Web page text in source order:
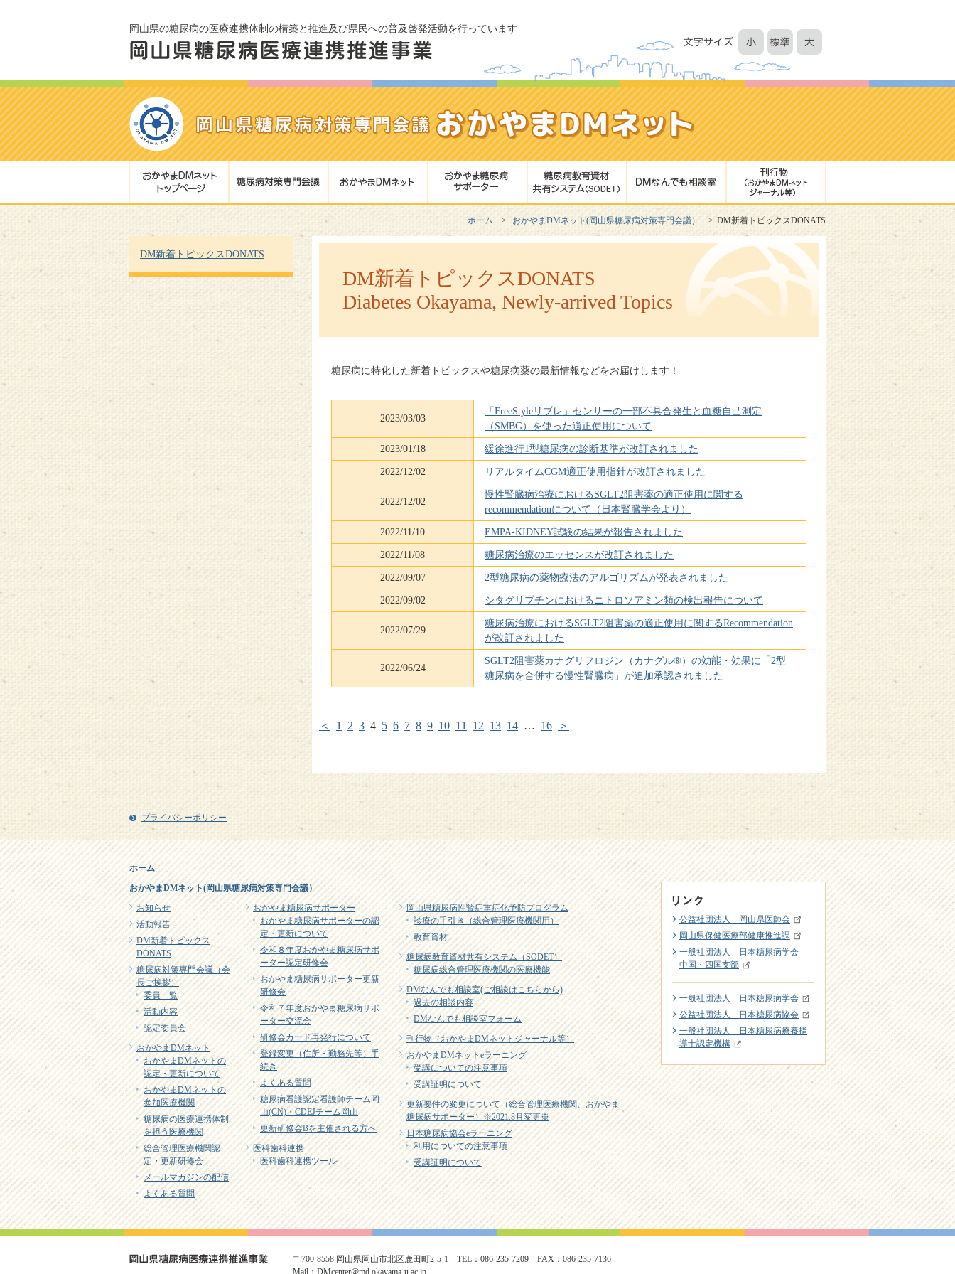
岡山県の糖尿病の医療連携体制の構築と推進及び県民への普及啓発活動を行っています
ホーム おかやまDMネット(岡山県糖尿病対策専門会議） DM新着トピックスDONATS
DM新着トピックスDONATS
Diabetes Okayama, Newly-arrived Topics
糖尿病に特化した新着トピックスや糖尿病薬の最新情報などをお届けします！
2023/03/03
「FreeStyleリブレ」センサーの一部不具合発生と血糖自己測定
（SMBG）を使った適正使用について
2023/01/18 緩徐進行1型糖尿病の診断基準が改訂されました
2022/12/02 リアルタイムCGM適正使用指針が改訂されました
2022/12/02
慢性腎臓病治療におけるSGLT2阻害薬の適正使用に関する
recommendationについて（日本腎臓学会より）
2022/11/10 EMPA-KIDNEY試験の結果が報告されました
2022/11/08 糖尿病治療のエッセンスが改訂されました
2022/09/07 2型糖尿病の薬物療法のアルゴリズムが発表されました
2022/09/02 シタグリプチンにおけるニトロソアミン類の検出報告について
2022/07/29
糖尿病治療におけるSGLT2阻害薬の適正使用に関するRecommendation
が改訂されました
2022/06/24
SGLT2阻害薬カナグリフロジン（カナグル®）の効能・効果に「2型
糖尿病を合併する慢性腎臓病」が追加承認されました
＜ 1 2 3 4 5 6 7 8 9 10 11 12 13 14 … 16 ＞
DM新着トピックスDONATS
プライバシーポリシー
ホーム
おかやまDMネット(岡山県糖尿病対策専門会議）
お知らせ
活動報告
DM新着トピックス
DONATS
糖尿病対策専門会議（会
長ご挨拶）
委員一覧
活動内容
認定委員会
おかやまDMネット
おかやまDMネットの
認定・更新について
おかやまDMネットの
参加医療機関
糖尿病の医療連携体制
を担う医療機関
総合管理医療機関認
定・更新研修会
メールマガジンの配信
よくある質問
おかやま糖尿病サポーター
おかやま糖尿病サポーターの認
定・更新について
令和８年度おかやま糖尿病サポ
ーター認定研修会
おかやま糖尿病サポーター更新
研修会
令和７年度おかやま糖尿病サポ
ーター交流会
研修会カード再発行について
登録変更（住所・勤務先等）手
続き
よくある質問
糖尿病看護認定看護師チーム岡
山(CN)・CDEJチーム岡山
更新研修会Bを主催される方へ
医科歯科連携
医科歯科連携ツール
岡山県糖尿病性腎症重症化予防プログラム
診療の手引き（総合管理医療機関用）
教育資材
糖尿病教育資材共有システム（SODET）
糖尿病総合管理医療機関の医療機能
DMなんでも相談室(ご相談はこちらから)
過去の相談内容
DMなんでも相談室フォーム
刊行物（おかやまDMネットジャーナル等）
おかやまDMネットeラーニング
受講についての注意事項
受講証明について
更新要件の変更について（総合管理医療機関、おかやま
糖尿病サポーター）※2021.8月変更※
日本糖尿病協会eラーニング
利用についての注意事項
受講証明について
公益社団法人 岡山県医師会
岡山県保健医療部健康推進課
一般社団法人 日本糖尿病学会
中国・四国支部
一般社団法人 日本糖尿病学会
公益社団法人 日本糖尿病協会
一般社団法人 日本糖尿病療養指
導士認定機構
〒700-8558 岡山県岡山市北区鹿田町2-5-1 TEL：086-235-7209 FAX：086-235-7136
Mail：DMcenter@md.okayama-u.ac.jp